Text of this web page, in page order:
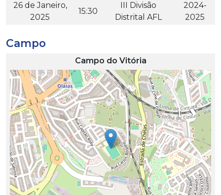
26 de Janeiro,
2025
15:30
III Divisão
Distrital AFL
2024-
2025
Campo
Campo do Vitória